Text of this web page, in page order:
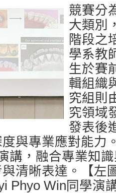
競賽分
大類別
階段之
學系教
生於賽
輯組織
究組則
究領域
發表後
與專業應對能力
講，融合專業知
清晰表達。【左
Phyo Win同學演